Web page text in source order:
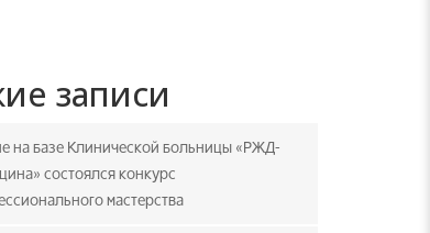
записи
на базе Клинической больницы «РЖД-
состоялся конкурс
мастерства